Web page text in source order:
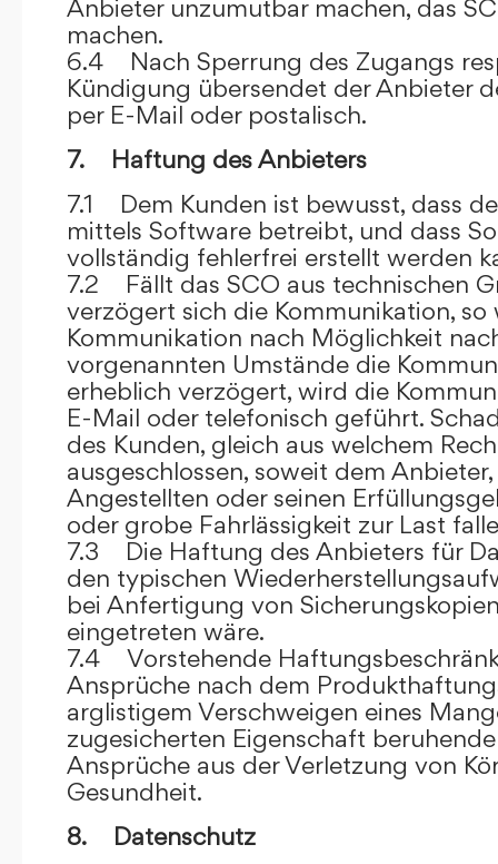
Anbieter unzumutbar machen, das
machen.
6.4 Nach Sperrung des Zugangs
Kündigung übersendet der Anbieter
per E-Mail oder postalisch.
7. Haftung des Anbieters
7.1 Dem Kunden ist bewusst, dass
mittels Software betreibt, und dass
vollständig fehlerfrei erstellt werden
7.2 Fällt das SCO aus technischen
verzögert sich die Kommunikation, so
Kommunikation nach Möglichkeit
vorgenannten Umstände die
erheblich verzögert, wird die
E-Mail oder telefonisch geführt.
des Kunden, gleich aus welchem
ausgeschlossen, soweit dem
Angestellten oder seinen
oder grobe Fahrlässigkeit zur Last
7.3 Die Haftung des Anbieters für
den typischen
bei Anfertigung von
eingetreten wäre.
7.4 Vorstehende
Ansprüche nach dem
arglistigem Verschweigen eines
zugesicherten Eigenschaft
Ansprüche aus der Verletzung von
Gesundheit.
8. Datenschutz